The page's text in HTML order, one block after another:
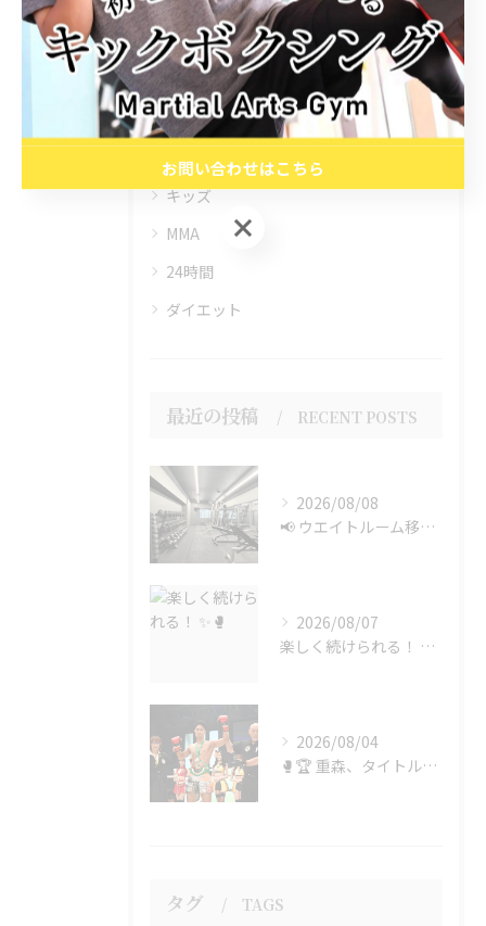
カテゴリー CATEGORIES
全てのカテゴリー
初心者
キッズ
MMA
24時間
ダイエット
最近の投稿 RECENT POSTS
2026/08/08
📢 ウエイトルーム移設のお知らせ
2026/08/07
楽しく続けられる！ ✨🥊
2026/08/04
🥊🏆 重森、タイトル奪取！！ 🏆🥊
タグ TAGS
お問い合わせはこちら
お問い合わせはこちら